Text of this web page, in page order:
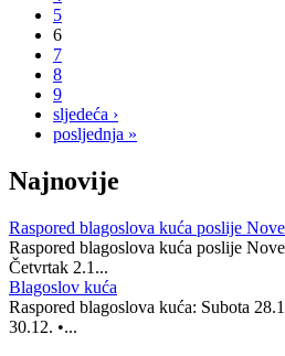
5
6
7
8
9
sljedeća ›
posljednja »
Najnovije
Raspored blagoslova kuća poslije
Raspored blagoslova kuća poslije
Četvrtak 2.1...
Blagoslov kuća
Raspored blagoslova kuća: Subota
30.12. •...